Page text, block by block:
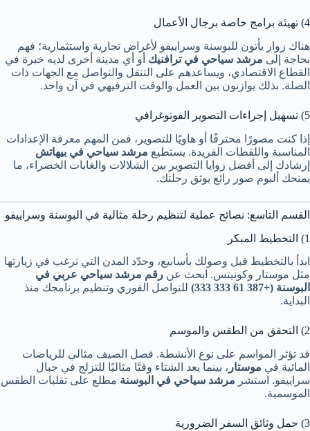
4) تهيئة برامج خاصة برجال الأعمال
هناك زوار يأتون للبوسنة وسراييفو لأغراض تجارية واستثمارية؛ فهم
بحاجة إلى مرشد سياحي في ترافنيك أو أي مدينة أخرى لديه خبرة في
القطاع الاقتصادي، ويساعدهم على التنقل والتواصل مع الجهات ذات
الصلة. بذلك يوازنون بين العمل والوقت الترفيهي في آن واحد.
5) تسهيل إجراءات التصوير الفوتوغرافي
إذا كنت مصورًا محترفًا أو هاويًا للتصوير، فمن المهم معرفة الإعدادات
المناسبة واللقطات الفريدة. يستطيع مرشد سياحي في بيهاتش
إرشادك إلى أفضل زوايا التصوير بين الشلالات والغابات الخضراء، ما
يمنحك ألبوم صور رائع يوثق رحلتك.
القسم التاسع: نصائح عملية لتنظيم رحلة مثالية في البوسنة وسراييفو
1) التخطيط المبكر
ابدأ بالتخطيط قبل وصولك بأسابيع، وحدّد المدن التي ترغب في زيارتها
مثل موستار وكونيتس. ابحث عن رقم مرشد سياحي عربي في
البوسنة (+387 61 333 333)
للتواصل الفوري وتنظيم برنامجك منذ
البداية.
2) التحقق من الطقس والموسم
قد تؤثر المواسم على نوع الأنشطة. فصل الصيف مثالي للرياضات
المائية في موستار ، بينما يعد الشتاء وقتًا مثاليًا للتزلج في جبال
سراييفو. استشر مرشد سياحي في البوسنة مطلع على تقلبات الطقس
الموسمية.
3) حمل وثائق السفر الضرورية